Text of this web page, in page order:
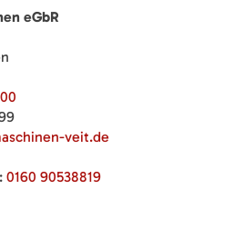
eGbR
veit.de
0160 90538819